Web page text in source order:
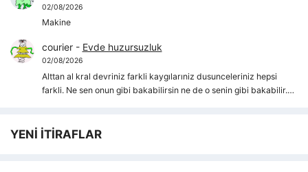
02/08/2026
Makine
courier- Evde huzursuzluk
02/08/2026
Alttan al kral devriniz farkli kaygılarıniz dusunceleriniz hepsi
farkli. Ne sen onun gibi bakabilirsin ne de o senin gibi bakabilir.…
YENİ İTİRAFLAR